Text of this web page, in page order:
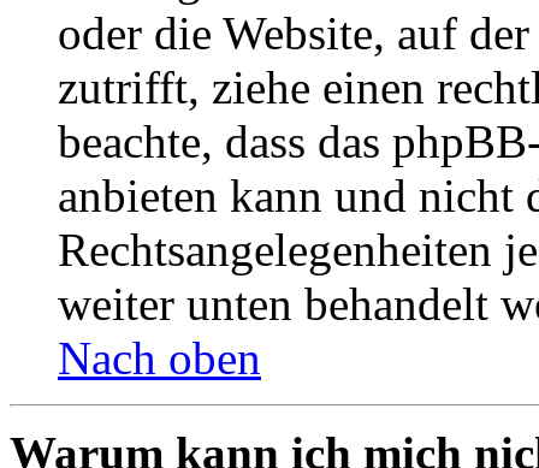
oder die Website, auf
zutrifft, ziehe einen
beachte, dass das
anbieten kann und nicht
Rechtsangelegenheiten
weiter unten behandelt
Nach oben
Warum kann ich mich